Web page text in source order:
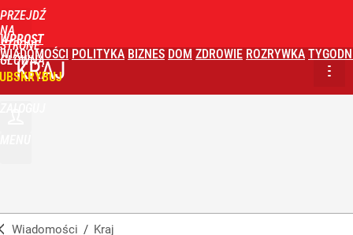
PRZEJDŹ
NA
STRONĘ
GŁÓWNĄ
WPROST
WIADOMOŚCI POLITYKA BIZNES DOM ZDROWIE ROZRYWKA
KRAJ
Wiadomości / Kraj